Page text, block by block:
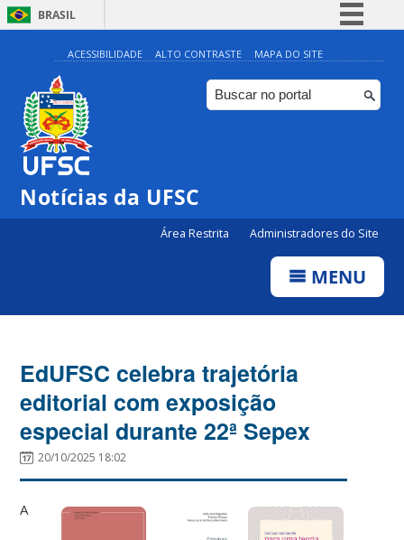
BRASIL
Simplifique!
Comunica BR
Participe
ACESSIBILIDADE ALTO CONTRASTE MAPA DO SITE
Notícias da UFSC
Área Restrita Administradores do Site
MENU
EdUFSC celebra trajetória
editorial com exposição
especial durante 22ª Sepex
20/10/2025 18:02
A